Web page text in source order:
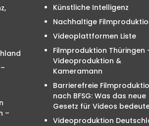
–
Künstliche Intelligenz
Nachhaltige
Videoplattformen Liste
Filmproduktion Thüringen
Videoproduktion &
Kameramann
Barrierefreie
nach BFSG: Was das neue
Gesetz für Videos
Videoproduktion